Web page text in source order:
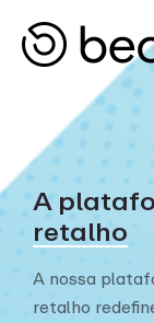
A
retalho
A nossa
retalho